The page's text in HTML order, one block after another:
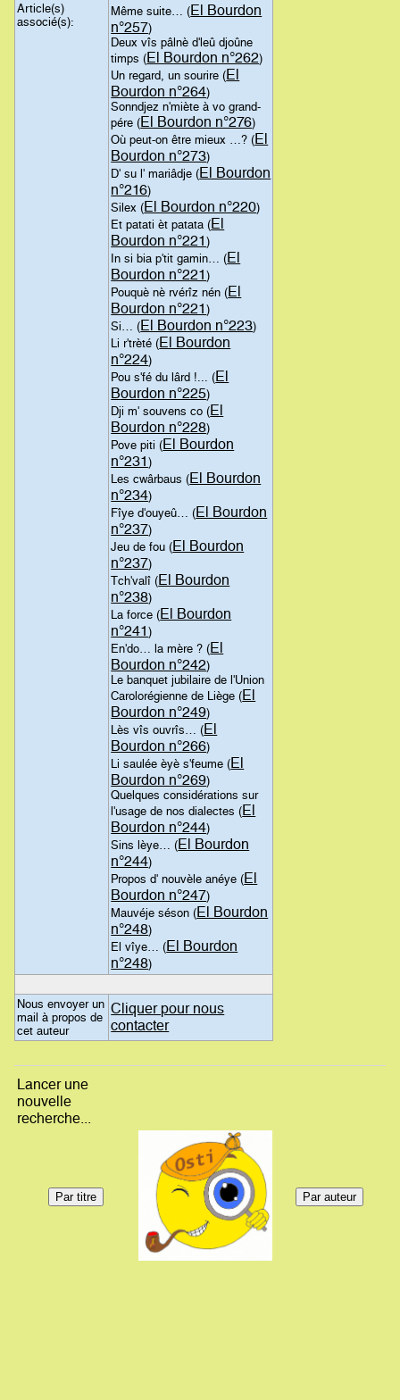
Article(s)
associé(s):
Même suite… (El Bourdon
n°257)
Deux vîs pâlnè d'leû djoûne
timps (El Bourdon n°262)
Un regard, un sourire (El
Bourdon n°264)
Sonndjez n'miète à vo grand-
pére (El Bourdon n°276)
Où peut-on être mieux …? (El
Bourdon n°273)
D' su l' mariâdje (El Bourdon
n°216)
Silex (El Bourdon n°220)
Et patati èt patata (El
Bourdon n°221)
In si bia p'tit gamin… (El
Bourdon n°221)
Pouquè nè rvérîz nén (El
Bourdon n°221)
Si… (El Bourdon n°223)
Li r'trèté (El Bourdon
n°224)
Pou s'fé du lârd !... (El
Bourdon n°225)
Dji m' souvens co (El
Bourdon n°228)
Pove piti (El Bourdon
n°231)
Les cwârbaus (El Bourdon
n°234)
Fîye d'ouyeû… (El Bourdon
n°237)
Jeu de fou (El Bourdon
n°237)
Tch'valî (El Bourdon
n°238)
La force (El Bourdon
n°241)
En'do… la mère ? (El
Bourdon n°242)
Le banquet jubilaire de l'Union
Carolorégienne de Liège (El
Bourdon n°249)
Lès vîs ouvrîs… (El
Bourdon n°266)
Li saulée èyè s'feume (El
Bourdon n°269)
Quelques considérations sur
l'usage de nos dialectes (El
Bourdon n°244)
Sins lèye… (El Bourdon
n°244)
Propos d' nouvèle anéye (El
Bourdon n°247)
Mauvéje séson (El Bourdon
n°248)
El vîye… (El Bourdon
n°248)
Nous envoyer un
mail à propos de
cet auteur
Cliquer pour nous
contacter
Lancer une
nouvelle
recherche...